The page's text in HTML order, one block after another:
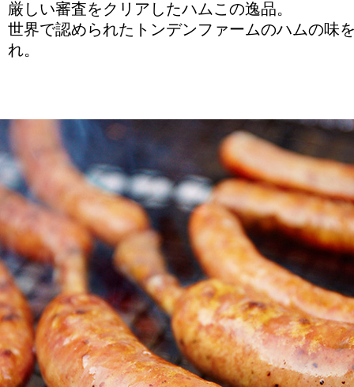
厳しい審査をクリアしたハムこの逸品。
世界で認められたトンデンファームのハムの味
れ。